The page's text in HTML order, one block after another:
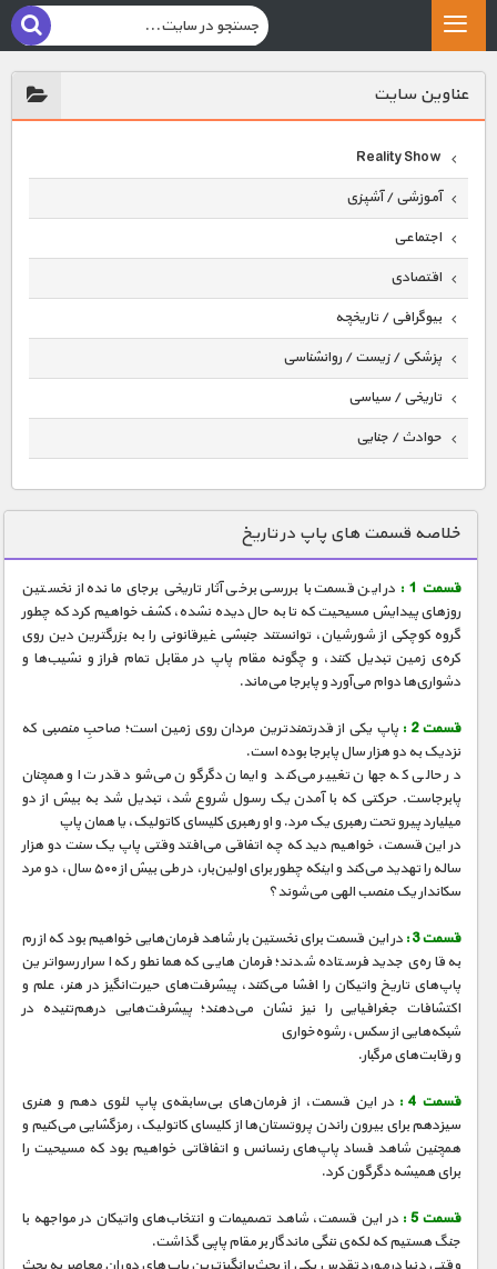
عناوين سايت
Reality Show
آموزشی / آشپزی
اجتماعی
اقتصادی
بیوگرافی / تاریخچه
پزشکی / زیست / روانشناسی
تاریخی / سیاسی
حوادث / جنایی
دنیای خوراکی ها
زمین شناسی / محیط زیست
سازه/ معماری/ مهندسی
سرگرمی
شناخت کودکان
طبیعت
علم و فناوری
فرهنگ / هنر
کیهان / نجوم
گردشگری
مسابقات / ورزشی
مستند های اختصاصی
خلاصه قسمت های پاپ در تاریخ
قسمت 1 :
در این قسمت با بررسی برخی آثار تاریخی برجای مانده از نخستین
روزهای پیدایش مسیحیت که تا به حال دیده نشده، کشف خواهیم کرد که چطور
گروه کوچکی از شورشیان، توانستند جنبشی غیرقانونی را به بزرگترین دین روی
کره‌ی زمین تبدیل کنند، و چگونه مقام پاپ در مقابل تمام فراز و نشیب‌ها و
دشواری‌ها دوام می‌آورد و پابرجا می‌ماند.
قسمت 2 :
پاپ یکی از قدرتمندترین مردان روی زمین است؛ صاحبِ منصبی که
نزدیک به دو هزار سال پابرجا بوده است.
در حالی که جهان تغییر می‌کند و ایمان دگرگون می‌شود قدرت او همچنان
پابرجاست. حرکتی که با آمدن یک رسول شروع شد، تبدیل شد به بیش از دو
میلیارد پیرو تحت رهبری یک مرد. و او رهبری کلیسای کاتولیک، یا همان پاپ
در این قسمت، خواهیم دید که چه اتفاقی می‌افتد وقتی پاپ یک سنت دو هزار
ساله را تهدید می‌کند و اینکه چطور برای اولین‌بار، در طی بیش از ۵۰۰ سال، دو مرد
سکاندار یک منصب الهی می‌شوند؟
قسمت 3 :
در این قسمت برای نخستین بار شاهد فرمان‌هایی خواهیم بود که از رم
به قاره‌ی جدید فرستاده شدند؛ فرمان‌هایی که همانطور که اسرار رسواترین
پاپ‌های تاریخ واتیکان را افشا می‌کنند، پیشرفت‌های حیرت‌انگیز در هنر، علم و
اکتشافات جغرافیایی را نیز نشان می‌دهند؛ پیشرفت‌هایی درهم‌تنیده در
شبکه‌هایی از سکس، رشوه‌خواری
و رقابت‌های مرگبار.
قسمت 4 :
در این قسمت، از فرمان‌های بی‌سابقه‌ی پاپ لئوی دهم و هنری
سیزدهم برای بیرون راندن پروتستان‌ها از کلیسای کاتولیک‌، رمزگشایی می‌کنیم و
همچنین شاهد فساد پاپ‌های رنسانس و اتفاقاتی خواهیم بود که مسیحیت را
برای همیشه دگرگون کرد.
قسمت 5 :
در این قسمت، شاهد تصمیمات و انتخاب‌های واتیکان در مواجهه با
جنگ هستیم که لکه‌ی ننگی ماندگار بر مقام پاپی گذاشت.